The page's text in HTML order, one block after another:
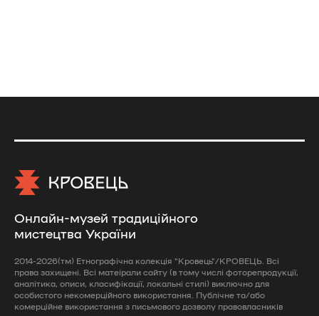
Онлайн-музей традиційного
мистецтва України
2014-2026(тм) Етнографічна колекція "Кровець"/КРОВЕЦЬ. Всі
права захищені. Всі матеірали сайту (в тому числі фоторепродукції,
аналітика, описи, класифікації, локальні стилі) виключно для
особистого некомерційного використання. Публічне та/або
комерційне використання з письмового дозволу правовласників